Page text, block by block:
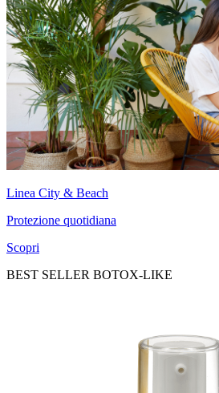
Linea City & Beach
Protezione quotidiana
Scopri
BEST SELLER BOTOX-LIKE